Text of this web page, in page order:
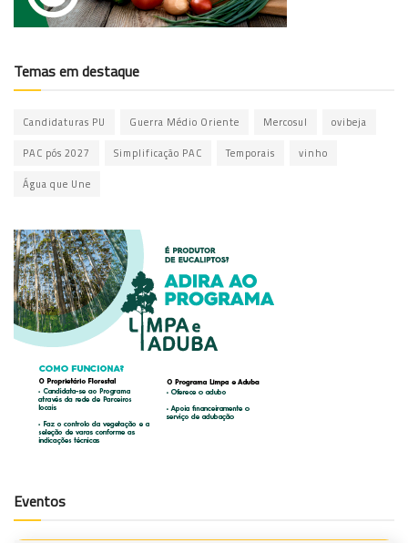
Temas em destaque
Candidaturas PU Guerra Médio Oriente Mercosul ovibeja
PAC pós 2027 Simplificação PAC Temporais vinho
Água que Une
Eventos